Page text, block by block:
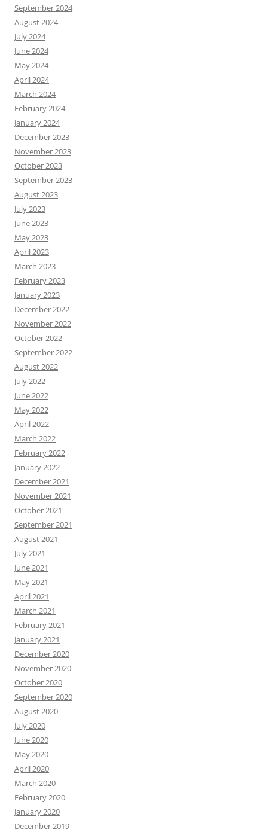
September 2024
August 2024
July 2024
June 2024
May 2024
April 2024
March 2024
February 2024
January 2024
December 2023
November 2023
October 2023
September 2023
August 2023
July 2023
June 2023
May 2023
April 2023
March 2023
February 2023
January 2023
December 2022
November 2022
October 2022
September 2022
August 2022
July 2022
June 2022
May 2022
April 2022
March 2022
February 2022
January 2022
December 2021
November 2021
October 2021
September 2021
August 2021
July 2021
June 2021
May 2021
April 2021
March 2021
February 2021
January 2021
December 2020
November 2020
October 2020
September 2020
August 2020
July 2020
June 2020
May 2020
April 2020
March 2020
February 2020
January 2020
December 2019